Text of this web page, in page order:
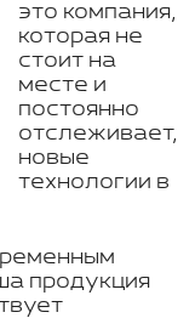
это компания,
которая не
стоит на
месте и
постоянно
отслеживает,
новые
технологии в
продукция